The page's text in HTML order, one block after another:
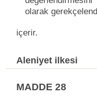
olarak
içerir.
Aleniyet ilkesi
MADDE 28